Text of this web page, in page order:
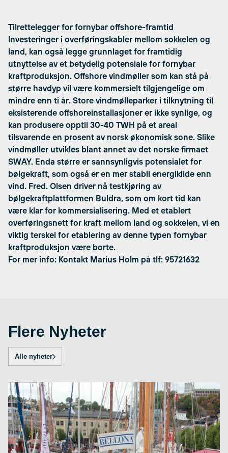
Tilrettelegger for fornybar offshore-framtid
Investeringer i overføringskabler mellom sokkelen og
land, kan også legge grunnlaget for framtidig
utnyttelse av et betydelig potensiale for fornybar
kraftproduksjon. Offshore vindmøller som kan stå på
større havdyp vil være kommersielt tilgjengelige om
mindre enn ti år. Store vindmølleparker i tilknytning til
eksisterende offshoreinstallasjoner er ikke synlige, og
kan produsere opptil 30-40 TWH på et areal
tilsvarende en prosent av norsk økonomisk sone. Slike
vindmøller utvikles blant annet av det norske firmaet
SWAY. Enda større er sannsynligvis potensialet for
bølgekraft, som også er en mer stabil energikilde enn
vind. Fred. Olsen driver nå testkjøring av
bølgekraftplattformen Buldra, som om kort tid kan
være klar for kommersialisering. Med et etablert
overføringsnett for kraft mellom land og sokkelen, vi en
viktig terskel for etablering av denne typen fornybar
kraftproduksjon være borte.
For mer info: Kontakt Marius Holm på tlf: 95721632
Flere Nyheter
Alle nyheter